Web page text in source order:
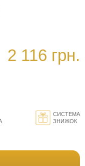
2 116 грн.
СИСТЕМА
ЗНИЖОК